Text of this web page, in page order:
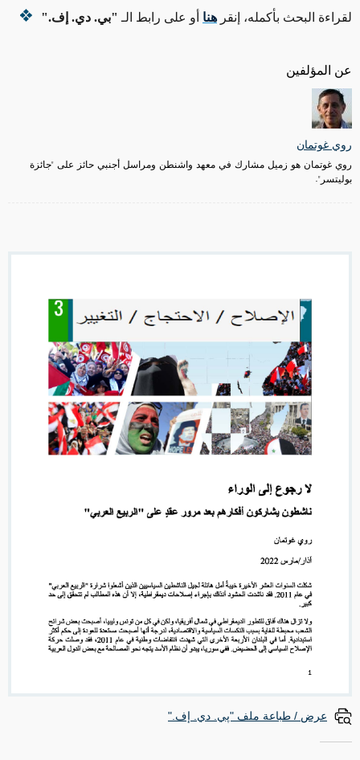
عن المؤلفين
روي غوتمان
روي غوتمان هو زميل مشارك في معهد واشنطن ومراسل أجنبي حائز على "جائزة
بوليتسر".
لقراءة البحث بأكمله، إنقر هنا أو على رابط الـ "بي. دي. إف."
عرض / طباعة ملف "پي. دي. إف."